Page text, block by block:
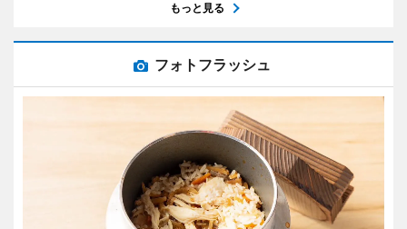
もっと見る
フォトフラッシュ